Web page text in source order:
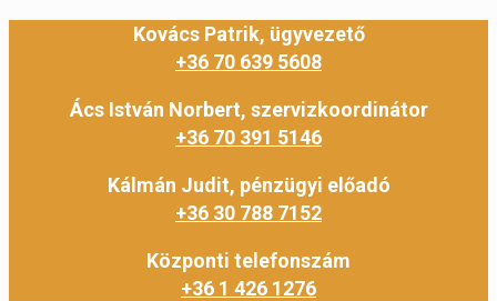
Kovács Patrik, ügyvezető
+36 70 639 5608
Ács István Norbert, szervizkoordinátor
+36 70 391 5146
Kálmán Judit, pénzügyi előadó
+36 30 788 7152
Központi telefonszám
+36 1 426 1276